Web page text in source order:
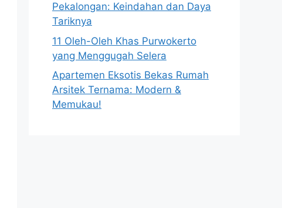
Pekalongan: Keindahan dan Daya
Tariknya
11 Oleh-Oleh Khas Purwokerto
yang Menggugah Selera
Apartemen Eksotis Bekas Rumah
Arsitek Ternama: Modern &
Memukau!